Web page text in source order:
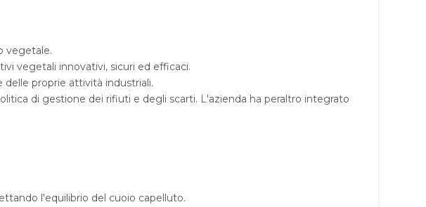
vegetale.
vegetali innovativi, sicuri ed efficaci.
proprie attività industriali.
di gestione dei rifiuti e degli scarti. L'azienda ha peraltro integrato
l'equilibrio del cuoio capelluto.